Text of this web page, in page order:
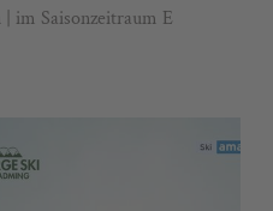
im Saisonzeitraum E